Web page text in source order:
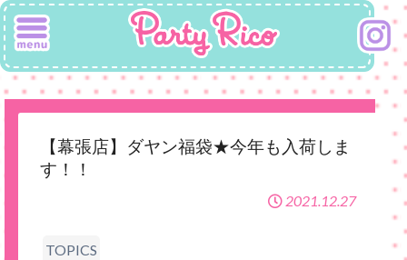
【幕張店】ダヤン福袋★今年も入荷しま
す！！
2021.12.27
TOPICS